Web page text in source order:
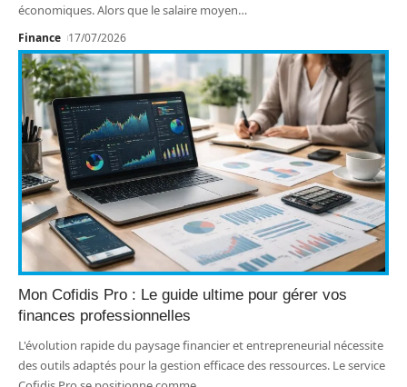
économiques. Alors que le salaire moyen…
Finance 17/07/2026
Mon Cofidis Pro : Le guide ultime pour gérer vos
finances professionnelles
L'évolution rapide du paysage financier et entrepreneurial nécessite
des outils adaptés pour la gestion efficace des ressources. Le service